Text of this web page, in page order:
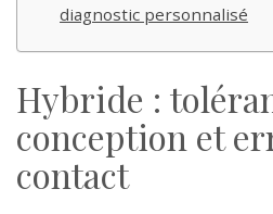
diagnostic personnalisé
Hybride :
conception et
contact